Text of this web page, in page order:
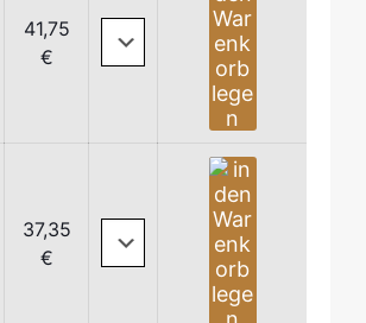
41,75
€
37,35
€